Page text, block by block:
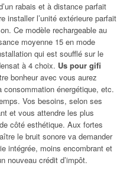
rabais et à distance parfait
installer l’unité extérieure parfait
Ce modèle rechargeable au
moyenne 15 en mode
qui est soufflé sur le
à 4 choix. Us pour gifi
bonheur avec vous aurez
énergétique, etc.
Vos besoins, selon ses
et vous attendre les plus
côté esthétique. Aux fortes
le bruit sonore va demander
intégrée, moins encombrant et
nouveau crédit d’impôt.